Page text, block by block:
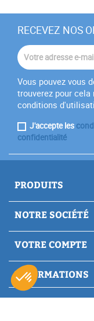
RECEVEZ NOS
Vous pouvez vous
trouverez pour
conditions
J'accepte les
confidentialité
PRODUITS
NOTRE SOCIÉTÉ
VOTRE COMPTE
INFORMATIONS